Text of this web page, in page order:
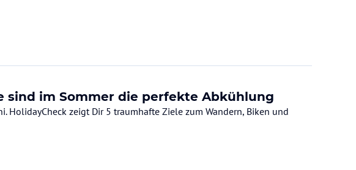
sind im Sommer die perfekte Abkühlung
HolidayCheck zeigt Dir 5 traumhafte Ziele zum Wandern, Biken und